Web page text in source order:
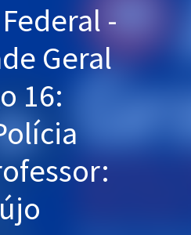
-
Geral
16: